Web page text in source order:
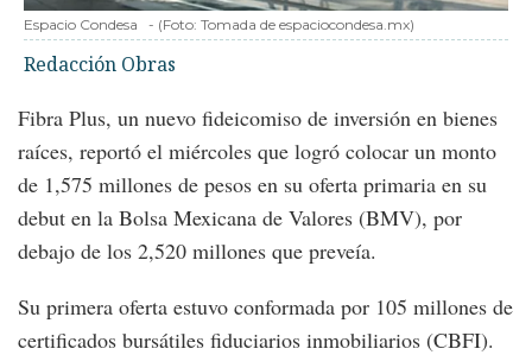
Espacio Condesa - (Foto: Tomada de espaciocondesa.mx)
Redacción Obras
Fibra Plus, un nuevo fideicomiso de inversión en bienes
raíces, reportó el miércoles que logró colocar un monto
de 1,575 millones de pesos en su oferta primaria en su
debut en la Bolsa Mexicana de Valores (BMV), por
debajo de los 2,520 millones que preveía.
Su primera oferta estuvo conformada por 105 millones de
certificados bursátiles fiduciarios inmobiliarios (CBFI).